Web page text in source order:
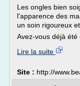
Les ongles bien
l'apparence des
un soin rigoureux
Avez-vous déjà été
Lire la suite
Site : http://